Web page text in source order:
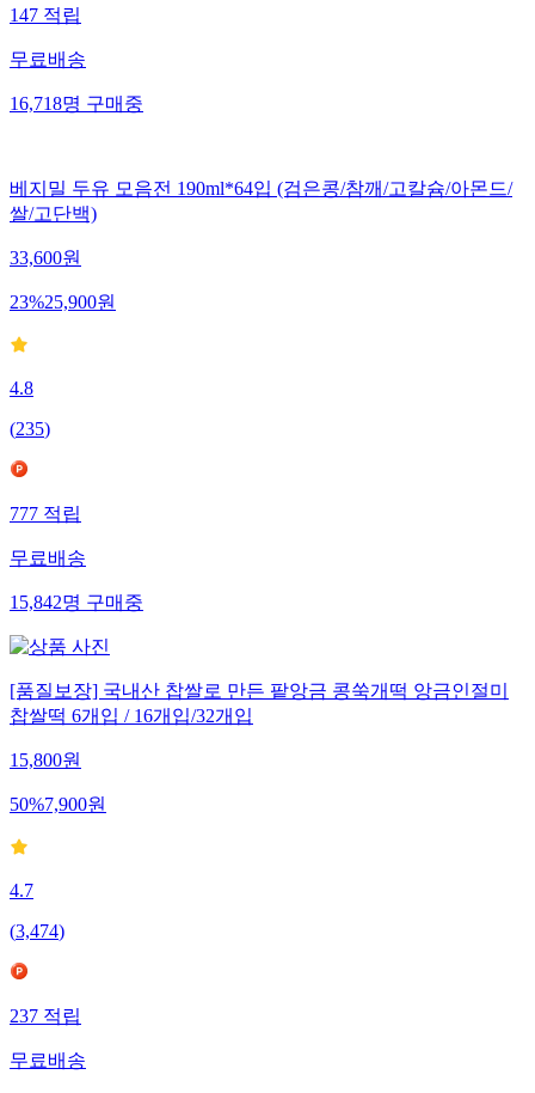
147 적립
무료배송
16,718명 구매중
베지밀 두유 모음전 190ml*64입 (검은콩/참깨/고칼슘/아몬드/
쌀/고단백)
33,600원
23%25,900원
4.8
(235)
777 적립
무료배송
15,842명 구매중
[품질보장] 국내산 찹쌀로 만든 팥앙금 콩쑥개떡 앙금인절미
찹쌀떡 6개입 / 16개입/32개입
15,800원
50%7,900원
4.7
(3,474)
237 적립
무료배송